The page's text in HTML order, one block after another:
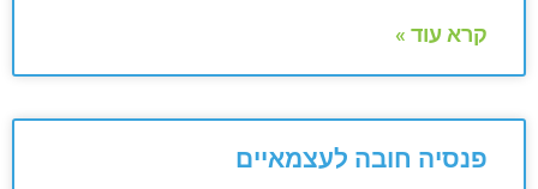
קרא עוד »
פנסיה חובה לעצמאיים